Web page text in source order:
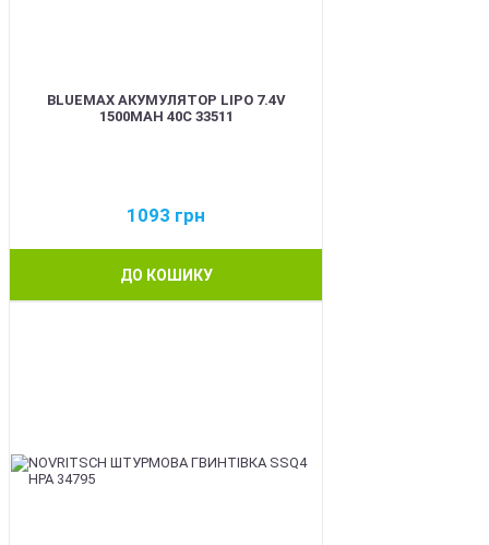
BLUEMAX АКУМУЛЯТОР LIPO 7.4V
1500MAH 40C 33511
1093 грн
ДО КОШИКУ